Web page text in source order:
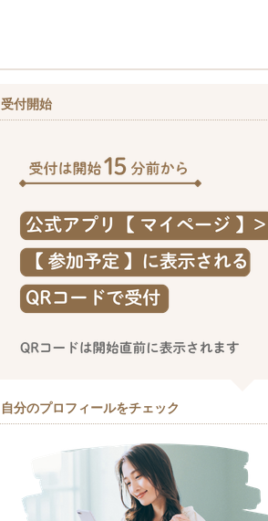
受付開始
自分のプロフィールをチェック